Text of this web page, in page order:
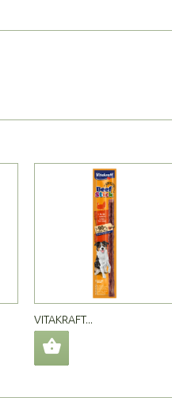
VITAKRAFT...